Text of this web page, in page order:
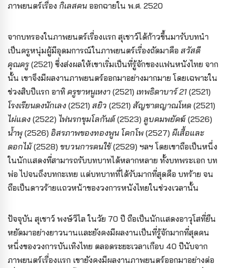
ภาพยนตร์เรื่อง กิเลสคน ออกฉายใน พ.ศ. 2520
จากบทรองในภาพยนตร์เรื่องแรก สุเชาว์ได้ก้าวขึ้นมารับบทนำ
เป็นครูหนุ่มผู้มีอุดมการณ์ในภาพยนตร์เรื่องถัดมาคือ สวัสดี
คุณครู(2521) ซึ่งส่งผลให้เขาเริ่มเป็นที่รู้จักของแฟนหนังไทย จาก
นั้น เขาจึงมีผลงานภาพยนตร์ออกมาอย่างมากมาย โดยเฉพาะใน
ช่วงสิบปีแรก อาทิ ครูขาหนูเหงา (2521) เทพธิดาบาร์ 21 (2521)
โรงเรียนดงนักเลง (2521) สยิว (2521) สัญชาตญาณโหด (2521)
ไผ่แดง (2522) ไฟนรกขุมโลกันต์(2523) ลูบคมพยัคฆ์ (2526)
น้ำพุ (2526) อิสรภาพของทองพูน โคกโพ (2527) ผีเสื้อและ
ดอกไม้(2528) ขบวนการคนใช้(2529) ฯลฯ โดยเขาถือเป็นหนึ่ง
ในนักแสดงที่สามารถรับบทบาทได้หลากหลาย ทั้งบทพระเอก บท
พ่อ ไปจนถึงบทกะเทย แต่บทบาทที่ได้รับมากที่สุดคือ บทร้าย จน
ถือเป็นดาวร้ายแถวหน้าของวงการหนังไทยในช่วงเวลานั้น
ปัจจุบัน สุเชาว์ พงษ์วิไล ในวัย 70 ปี ถือเป็นนักแสดงอาวุโสที่ยืน
หยัดมาอย่างยาวนานและยังคงมีผลงานเป็นที่รู้จักมากที่สุดคน
หนึ่งของวงการบันเทิงไทย ตลอดระยะเวลาเกือบ 40 ปีนับจาก
ภาพยนตร์เรื่องแรก เขายังคงมีผลงานภาพยนตร์ออกมาอย่างต่อ